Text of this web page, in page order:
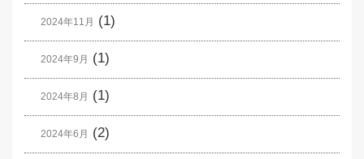
2024年11月 (1)
2024年9月 (1)
2024年8月 (1)
2024年6月 (2)